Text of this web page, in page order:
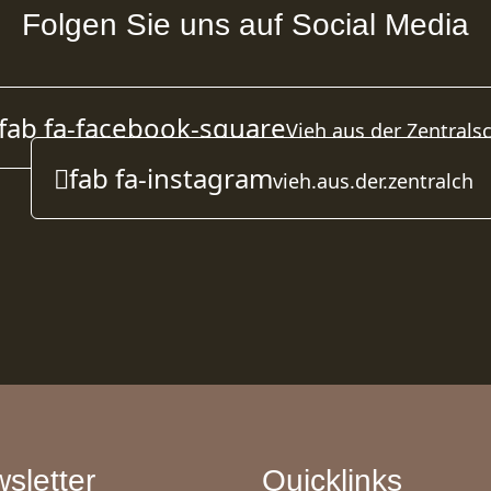
Folgen Sie uns auf Social Media
fa-facebook-squareVieh aus der
fab fa-instagramvieh.aus.der.zentralch
Quicklinks